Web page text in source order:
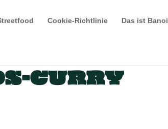
Cookie-Richtlinie Das ist Banoi
CURRY